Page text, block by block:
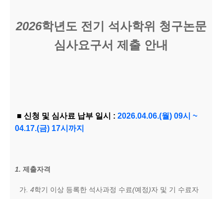
2026학년도 전기 석사학위 청구논문
심사요구서 제출 안내
■ 신청 및 심사료 납부 일시 : 2026.04.06.(월) 09시 ~
04.17.(금) 17시까지
1. 제출자격
가 . 4학기 이상 등록한 석사과정 수료(예정)자 및 기 수료자